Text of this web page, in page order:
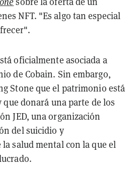
NFT. "Es algo tan especial
oficialmente asociada a
de Cobain. Sin embargo,
Stone que el patrimonio está
donará una parte de los
JED, una organización
del suicidio y
salud mental con la que el